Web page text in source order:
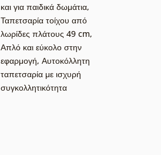
και για παιδικά δωμάτια,
Ταπετσαρία τοίχου από
λωρίδες πλάτους 49 cm,
Απλό και εύκολο στην
εφαρμογή, Αυτοκόλλητη
ταπετσαρία με ισχυρή
συγκολλητικότητα